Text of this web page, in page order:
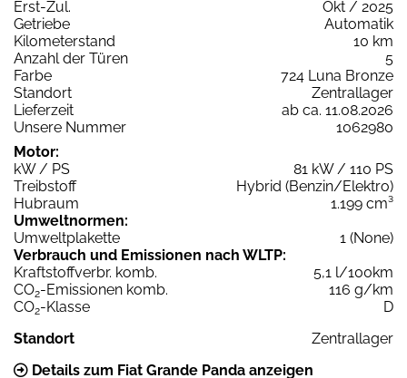
Erst-Zul.
Okt / 2025
Getriebe
Automatik
Kilometerstand
10 km
Anzahl der Türen
5
Farbe
724 Luna Bronze
Standort
Zentrallager
Lieferzeit
ab ca. 11.08.2026
Unsere Nummer
1062980
Motor:
kW / PS
81 kW / 110 PS
Treibstoff
Hybrid (Benzin/Elektro)
Hubraum
1.199 cm³
Umweltnormen:
Umweltplakette
1 (None)
Verbrauch und Emissionen nach WLTP:
Kraftstoffverbr. komb.
5,1 l/100km
CO2-Emissionen komb.
116 g/km
CO2-Klasse
D
Standort
Zentrallager
Details zum Fiat Grande Panda anzeigen